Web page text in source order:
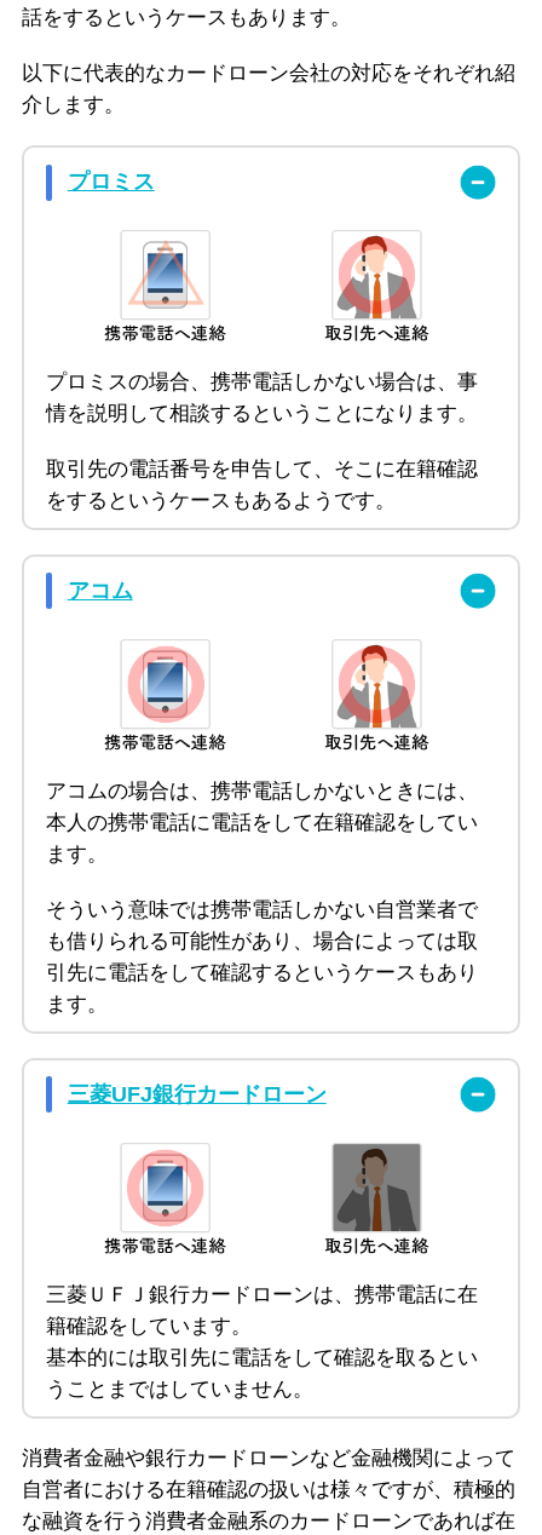
話をするというケースもあります。
以下に代表的なカードローン会社の対応をそれぞれ紹
介します。
プロミス
プロミスの場合、携帯電話しかない場合は、事
情を説明して相談するということになります。
取引先の電話番号を申告して、そこに在籍確認
をするというケースもあるようです。
アコム
アコムの場合は、携帯電話しかないときには、
本人の携帯電話に電話をして在籍確認をしてい
ます。
そういう意味では携帯電話しかない自営業者で
も借りられる可能性があり、場合によっては取
引先に電話をして確認するというケースもあり
ます。
三菱UFJ銀行カードローン
三菱ＵＦＪ銀行カードローンは、携帯電話に在
籍確認をしています。
基本的には取引先に電話をして確認を取るとい
うことまではしていません。
消費者金融や銀行カードローンなど金融機関によって
自営者における在籍確認の扱いは様々ですが、積極的
な融資を行う消費者金融系のカードローンであれば在